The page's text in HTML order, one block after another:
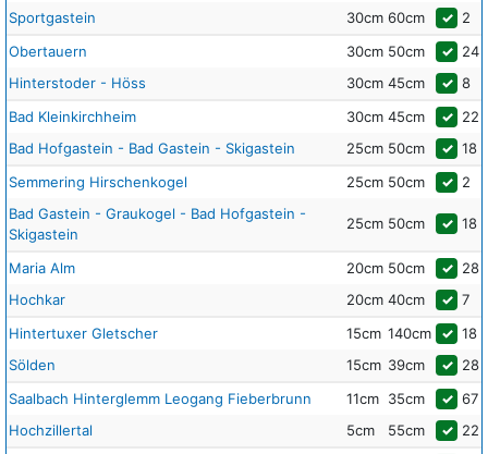
Sportgastein
30cm 60cm ✓ 2
Obertauern
30cm 50cm ✓ 24
Hinterstoder - Höss
30cm 45cm ✓ 8
Bad Kleinkirchheim
30cm 45cm ✓ 22
Bad Hofgastein - Bad Gastein - Skigastein
25cm 50cm ✓ 18
Semmering Hirschenkogel
25cm 50cm ✓ 2
Bad Gastein - Graukogel - Bad Hofgastein -
Skigastein
25cm 50cm ✓ 18
Maria Alm 20cm 50cm ✓ 28
Hochkar
20cm 40cm ✓ 7
Hintertuxer Gletscher
15cm 140cm ✓ 18
Sölden
15cm 39cm ✓ 28
Saalbach Hinterglemm Leogang Fieberbrunn
11cm 35cm ✓ 67
Hochzillertal
5cm 55cm ✓ 22